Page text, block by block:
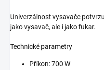
Univerzálnost vysavače
jako vysavač, ale i jako fukar.
Technické parametry
Příkon: 700 W